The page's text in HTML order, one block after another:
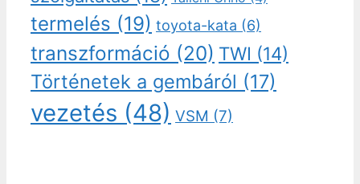
termelés (19) toyota-kata (6)
transzformáció (20) TWI (14)
Történetek a gembáról (17)
vezetés (48) VSM (7)